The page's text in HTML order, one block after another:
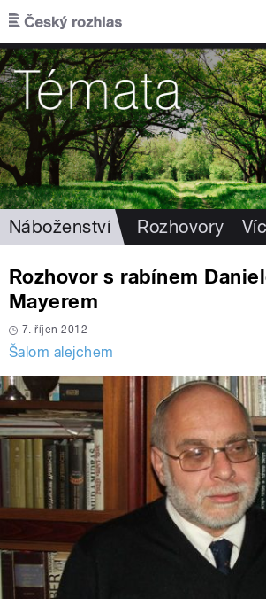
Přejít k hlavnímu obsahu
Náboženství Rozhovory
Rozhovor s rabínem
Mayerem
7. říjen 2012
Šalom alejchem